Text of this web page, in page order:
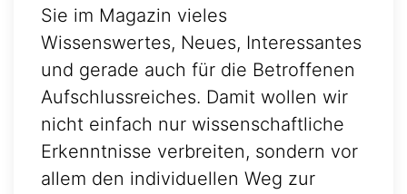
Sie im Magazin vieles
Wissenswertes, Neues, Interessantes
und gerade auch für die Betroffenen
Aufschlussreiches. Damit wollen wir
nicht einfach nur wissenschaftliche
Erkenntnisse verbreiten, sondern vor
allem den individuellen Weg zur